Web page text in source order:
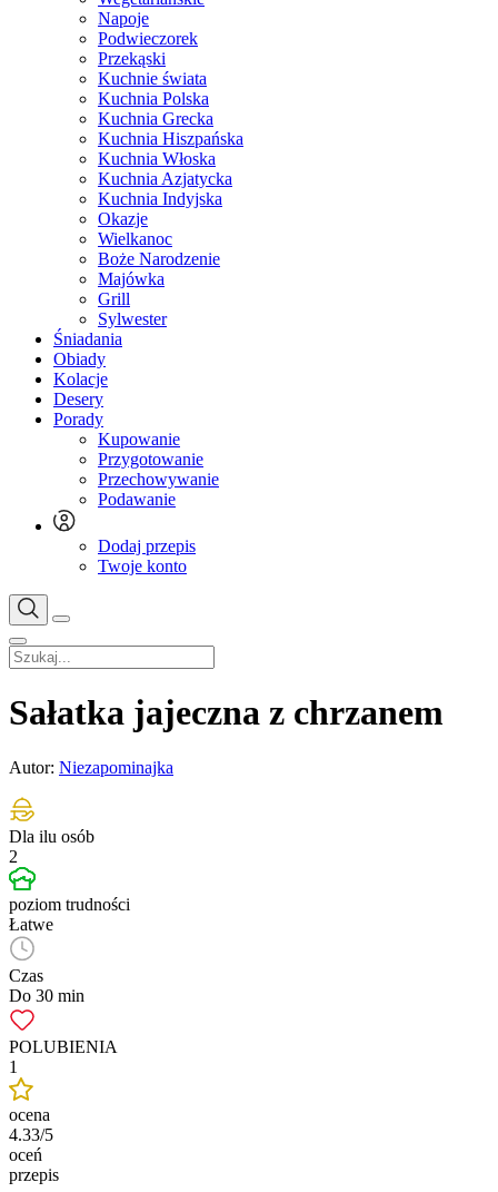
Napoje
Podwieczorek
Przekąski
Kuchnie świata
Kuchnia Polska
Kuchnia Grecka
Kuchnia Hiszpańska
Kuchnia Włoska
Kuchnia Azjatycka
Kuchnia Indyjska
Okazje
Wielkanoc
Boże Narodzenie
Majówka
Grill
Sylwester
Śniadania
Obiady
Kolacje
Desery
Porady
Kupowanie
Przygotowanie
Przechowywanie
Podawanie
Dodaj przepis
Twoje konto
Sałatka jajeczna z chrzanem
Autor: Niezapominajka
Dla ilu osób
2
poziom trudności
Łatwe
Czas
Do 30 min
POLUBIENIA
1
ocena
4.33/5
oceń
przepis